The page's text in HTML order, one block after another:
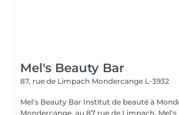
Mel's Beauty Bar
87, rue de Limpach Mondercange L-3932
Mel's Beauty Bar Institut de beauté à Mondercange Situé à
Mondercange, au 87 rue de Limpach,